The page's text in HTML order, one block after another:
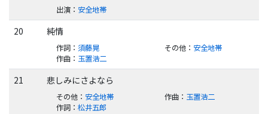
出演： 安全地帯
20 純情
作詞： 須藤晃 その他： 安全地帯
作曲： 玉置浩二
21 悲しみにさよなら
その他： 安全地帯 作曲： 玉置浩二
作詞： 松井五郎